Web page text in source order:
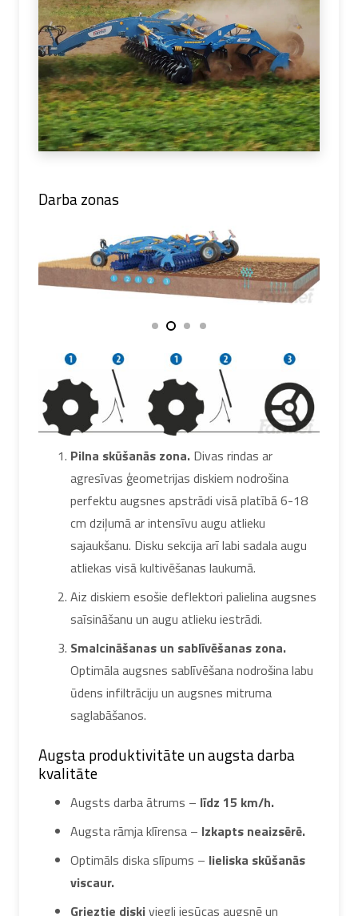
Darba zonas
Pilna skūšanās zona. Divas rindas ar
agresīvas ģeometrijas diskiem nodrošina
perfektu augsnes apstrādi visā platībā 6-18
cm dziļumā ar intensīvu augu atlieku
sajaukšanu. Disku sekcija arī labi sadala augu
atliekas visā kultivēšanas laukumā.
Aiz diskiem esošie deflektori palielina augsnes
saīsināšanu un augu atlieku iestrādi.
Smalcināšanas un sablīvēšanas zona.
Optimāla augsnes sablīvēšana nodrošina labu
ūdens infiltrāciju un augsnes mitruma
saglabāšanos.
Augsta produktivitāte un augsta darba
kvalitāte
Augsts darba ātrums – līdz 15 km/h.
Augsta rāmja klīrensa – Izkapts neaizsērē.
Optimāls diska slīpums – lieliska skūšanās
viscaur.
Grieztie diskiviegli iesūcas augsnē un